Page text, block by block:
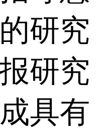
研究
研究
具有